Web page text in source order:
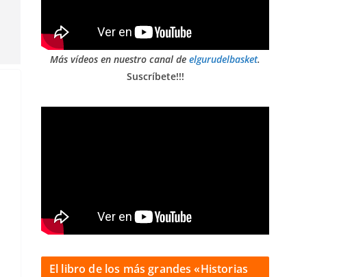
Más vídeos en nuestro canal de elgurudelbasket.
Suscríbete!!!
El libro de los más grandes «Historias